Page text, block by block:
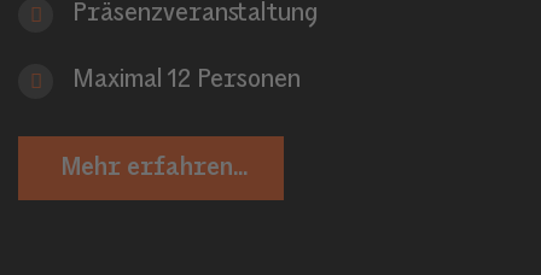
Präsenzveranstaltung
Maximal 12 Personen
Mehr erfahren...